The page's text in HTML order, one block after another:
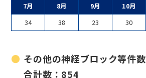
7月
8月 9月 10月
34
38 23 30
その他の神経ブロック等件数
合計数：854